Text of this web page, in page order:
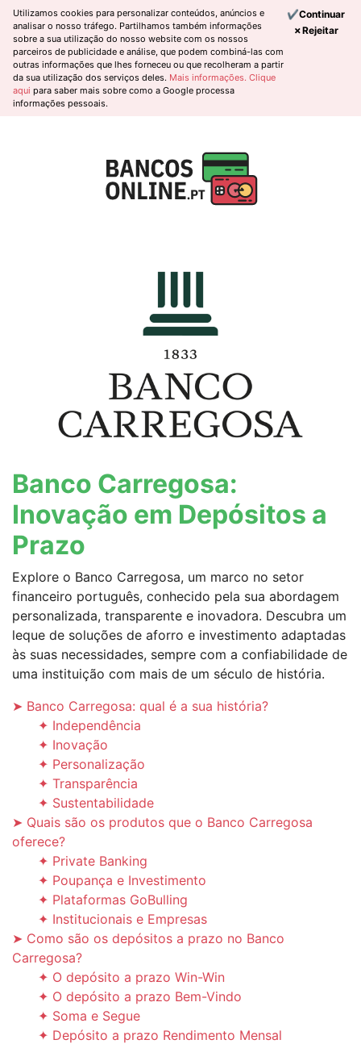
Utilizamos cookies para personalizar conteúdos, anúncios e
analisar o nosso tráfego. Partilhamos também informações
sobre a sua utilização do nosso website com os nossos
parceiros de publicidade e análise, que podem combiná-las com
outras informações que lhes forneceu ou que recolheram a partir
da sua utilização dos serviços deles. Mais informações. Clique
aqui para saber mais sobre como a Google processa
informações pessoais.
✔Continuar
✗Rejeitar
Banco Carregosa:
Inovação em Depósitos a
Prazo
Explore o Banco Carregosa, um marco no setor
financeiro português, conhecido pela sua abordagem
personalizada, transparente e inovadora. Descubra um
leque de soluções de aforro e investimento adaptadas
às suas necessidades, sempre com a confiabilidade de
uma instituição com mais de um século de história.
➤ Banco Carregosa: qual é a sua história?
✦ Independência
✦ Inovação
✦ Personalização
✦ Transparência
✦ Sustentabilidade
➤ Quais são os produtos que o Banco Carregosa
oferece?
✦ Private Banking
✦ Poupança e Investimento
✦ Plataformas GoBulling
✦ Institucionais e Empresas
➤ Como são os depósitos a prazo no Banco
Carregosa?
✦ O depósito a prazo Win-Win
✦ O depósito a prazo Bem-Vindo
✦ Soma e Segue
✦ Depósito a prazo Rendimento Mensal